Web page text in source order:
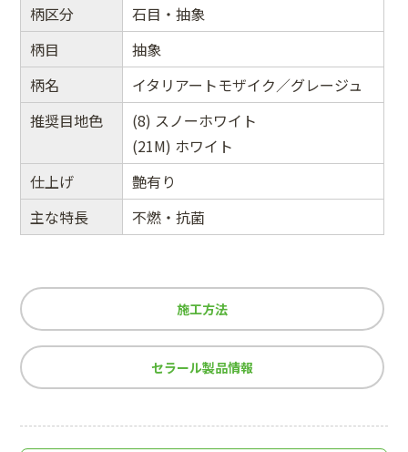
柄区分
石目・抽象
柄目
抽象
柄名
イタリアートモザイク／グレージュ
推奨目地色
(8) スノーホワイト
(21M) ホワイト
仕上げ
艶有り
主な特長
不燃・抗菌
施工方法
セラール製品情報